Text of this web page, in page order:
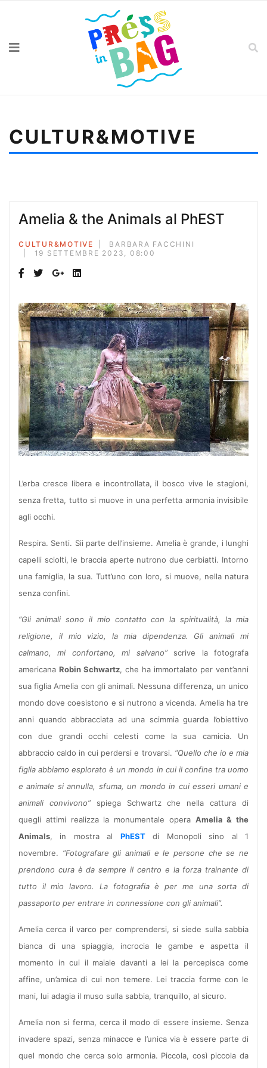
CULTUR&MOTIVE
Amelia & the Animals al PhEST
CULTUR&MOTIVE
BARBARA FACCHINI
19 SETTEMBRE 2023, 08:00
L’erba cresce libera e incontrollata, il bosco vive le stagioni,
senza fretta, tutto si muove in una perfetta armonia invisibile
agli occhi.
Respira. Senti. Sii parte dell’insieme. Amelia è grande, i lunghi
capelli sciolti, le braccia aperte nutrono due cerbiatti. Intorno
una famiglia, la sua. Tutt’uno con loro, si muove, nella natura
senza confini.
“Gli animali sono il mio contatto con la spiritualità, la mia
religione, il mio vizio, la mia dipendenza. Gli animali mi
calmano, mi confortano, mi salvano”scrive la fotografa
americana Robin Schwartz, che ha immortalato per vent’anni
sua figlia Amelia con gli animali. Nessuna differenza, un unico
mondo dove coesistono e si nutrono a vicenda. Amelia ha tre
anni quando abbracciata ad una scimmia guarda l’obiettivo
con due grandi occhi celesti come la sua camicia. Un
abbraccio caldo in cui perdersi e trovarsi. “Quello che io e mia
figlia abbiamo esplorato è un mondo in cui il confine tra uomo
e animale si annulla, sfuma, un mondo in cui esseri umani e
animali convivono”spiega Schwartz che nella cattura di
quegli attimi realizza la monumentale opera Amelia & the
Animals, in mostra al PhESTdi Monopoli sino al 1
novembre. “Fotografare gli animali e le persone che se ne
prendono cura è da sempre il centro e la forza trainante di
tutto il mio lavoro. La fotografia è per me una sorta di
passaporto per entrare in connessione con gli animali”.
Amelia cerca il varco per comprendersi, si siede sulla sabbia
bianca di una spiaggia, incrocia le gambe e aspetta il
momento in cui il maiale davanti a lei la percepisca come
affine, un’amica di cui non temere. Lei traccia forme con le
mani, lui adagia il muso sulla sabbia, tranquillo, al sicuro.
Amelia non si ferma, cerca il modo di essere insieme. Senza
invadere spazi, senza minacce e l’unica via è essere parte di
quel mondo che cerca solo armonia. Piccola, così piccola da